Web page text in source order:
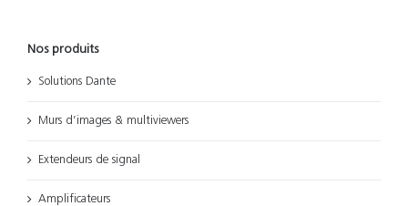
Nos produits
Solutions Dante
Murs d’images & multiviewers
Extendeurs de signal
Amplificateurs